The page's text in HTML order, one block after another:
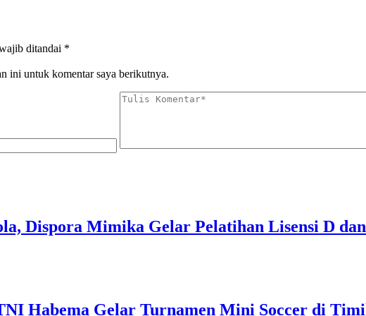
ditandai *
ini untuk komentar saya berikutnya.
Dispora Mimika Gelar Pelatihan Lisensi D
Habema Gelar Turnamen Mini Soccer di